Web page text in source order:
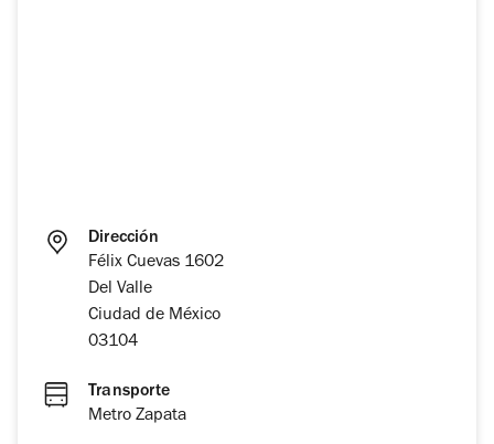
Dirección
Félix Cuevas 1602
Del Valle
Ciudad de México
03104
Transporte
Metro Zapata